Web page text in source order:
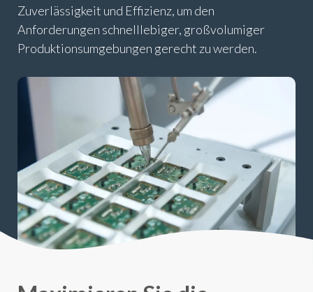
Zuverlässigkeit und Effizienz, um den
Anforderungen schnelllebiger, großvolumiger
Produktionsumgebungen gerecht zu werden.